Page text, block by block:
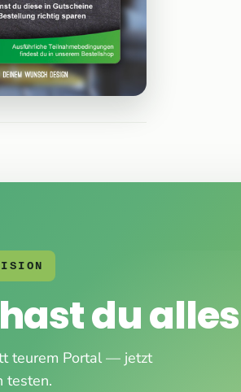
du
teurem Portal — jetzt
testen.